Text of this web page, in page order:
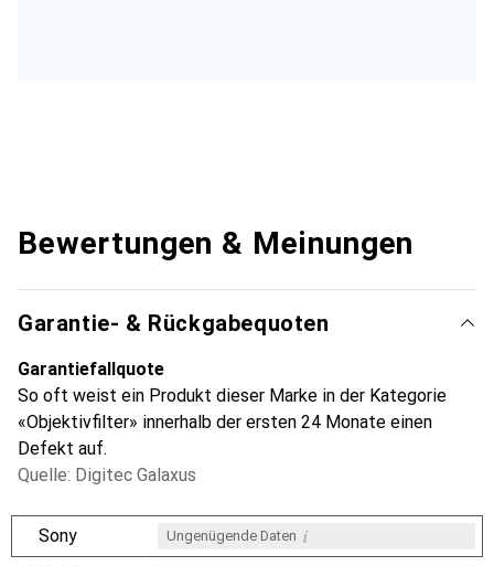
Bewertungen & Meinungen
Garantie- & Rückgabequoten
Garantiefallquote
So oft weist ein Produkt dieser Marke in der Kategorie
«Objektivfilter» innerhalb der ersten 24 Monate einen
Defekt auf.
Quelle: Digitec Galaxus
Sony Ungenügende Daten i